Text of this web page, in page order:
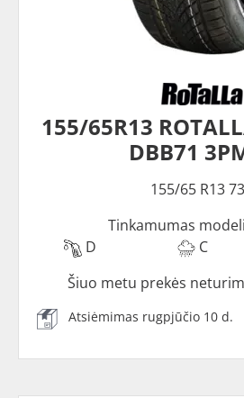
155/65R13
DBB71
155/65 R13
Tinkamumas
D
C
Šiuo metu prekės
Atsiėmimas rugpjūčio 10 d.